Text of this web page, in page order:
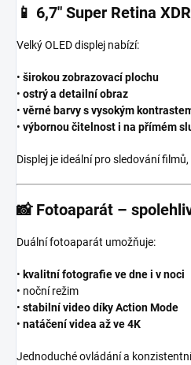
📱 6,7″ Super Retina
Velký OLED displej nabízí:
• širokou zobrazovací plochu
• ostrý a detailní obraz
• věrné barvy s vysokým
• výbornou čitelnost i na přímém
Displej je ideální pro sledování
📸 Fotoaparát –
Duální fotoaparát umožňuje:
• kvalitní fotografie ve dne i v noci
• noční režim
• stabilní video díky Action Mode
• natáčení videa až ve 4K
Jednoduché ovládání a